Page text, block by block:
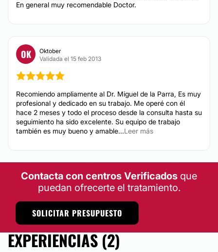
En general muy recomendable Doctor.
OK
Oktober
Validada el 15 feb 2013
Recomiendo ampliamente al Dr. Miguel de la Parra, Es muy
profesional y dedicado en su trabajo. Me operé con él
hace 2 meses y todo el proceso desde la consulta hasta su
seguimiento ha sido excelente. Su equipo de trabajo
también es muy bueno y amable...Leer más
Contacta con centros Verificados que
puedan ofrecerte el tratamiento.
SOLICITAR PRESUPUESTO
EXPERIENCIAS (2)